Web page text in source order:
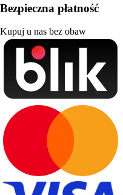
Bezpieczna płatność
Kupuj u nas bez obaw